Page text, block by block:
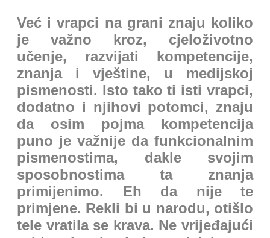
Već i vrapci na grani znaju koliko
je važno kroz, cjeloživotno
učenje, razvijati kompetencije,
znanja i vještine, u medijskoj
pismenosti. Isto tako ti isti vrapci,
dodatno i njihovi potomci, znaju
da osim pojma kompetencija
puno je važnije da funkcionalnim
pismenostima, dakle svojim
sposobnostima ta znanja
primijenimo. Eh da nije te
primjene. Rekli bi u narodu, otišlo
tele vratila se krava. Ne vrijeđajući